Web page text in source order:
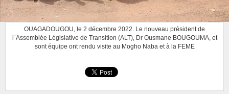
OUAGADOUGOU, le 2 décembre 2022. Le nouveau président de
l`Assemblée Législative de Transition (ALT), Dr Ousmane BOUGOUMA, et
sont équipe ont rendu visite au Mogho Naba et à la FEME